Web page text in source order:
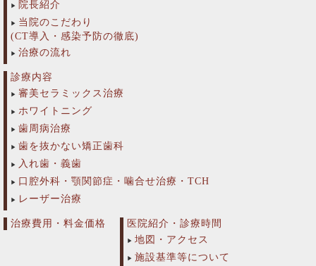
院長紹介
当院のこだわり
(CT導入・感染予防の徹底)
治療の流れ
診療内容
審美セラミックス治療
ホワイトニング
歯周病治療
歯を抜かない矯正歯科
入れ歯・義歯
口腔外科・顎関節症・噛合せ治療・TCH
レーザー治療
治療費用・料金価格
医院紹介・診療時間
地図・アクセス
施設基準等について